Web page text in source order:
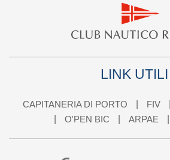
LINK UTILI
CAPITANERIA DI PORTO FIV
O'PEN BIC
ARPAE